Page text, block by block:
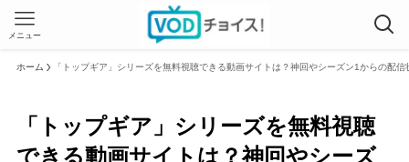
メニュー
ホーム 「トップギア」シリーズを無料視聴できる動画サイトは？神回やシーズン1からの配信
「トップギア」シリーズを無料視聴
できる動画サイトは？神回やシーズ